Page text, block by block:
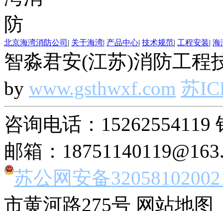
北京海湾消防公司 | 关于海湾| 产品中心| 技术规范| 工程安装| 海
智淼君安(江苏)消防工程
by www.gsthwxf.com 苏
咨询电话：15262554119
邮箱：
苏公网安备
市黄河路275号 网站地图